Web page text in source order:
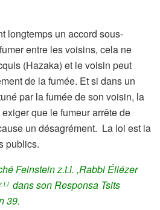
longtemps un accord sous-
entre les voisins, cela ne
(Hazaka) et le voisin peut
de la fumée. Et si dans un
par la fumée de son voisin, la
que le fumeur arrête de
un désagrément. La loi est la
publics.
Feinstein z.t.l. ,Rabbi Éliézer
dans son Responsa Tsits
39.